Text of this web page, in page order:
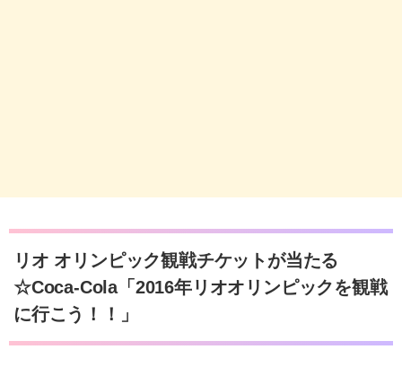
リオ オリンピック観戦チケットが当たる
☆Coca-Cola「2016年リオオリンピックを観戦
に行こう！！」